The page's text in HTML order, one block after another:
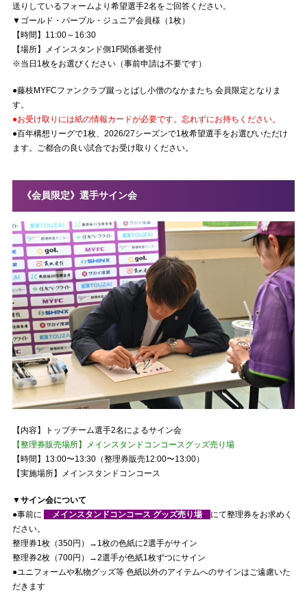
送りしているフォームより希望選手2名をご回答ください。
▼ゴールド・パープル・ジュニア会員様（1枚）
【時間】11:00～16:30
【場所】メインスタンド側1F関係者受付
※当日1枚をお選びください（事前申請は不要です）
●藤枝MYFCファンクラブ蹴っとばし小僧のなかまたち 会員限定となりま
す。
●お受け取りには紙の情報カードが必要です。忘れずにお持ちください。
●百年構想リーグで1枚、2026/27シーズンで1枚希望選手をお選びいただけ
ます。ご都合の良い試合でお受け取りください。
《会員限定》選手サイン会
【内容】トップチーム選手2名によるサイン会
【整理券販売場所】メインスタンドコンコースグッズ売り場
【時間】13:00〜13:30（整理券販売12:00〜13:00）
【実施場所】メインスタンドコンコース
▼サイン会について
●事前に
メインスタンドコンコース グッズ売り場 にて整理券をお求めく
ださい。
整理券1枚（350円）→1枚の色紙に2選手がサイン
整理券2枚（700円）→2選手が色紙1枚ずつにサイン
●ユニフォームや私物グッズ等 色紙以外のアイテムへのサインはご遠慮いた
だきます